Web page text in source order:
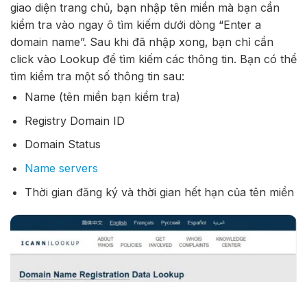
giao diện trang chủ, bạn nhập tên miền mà bạn cần
kiểm tra vào ngay ô tìm kiếm dưới dòng “Enter a
domain name”. Sau khi đã nhập xong, bạn chỉ cần
click vào Lookup để tìm kiếm các thông tin. Bạn có thể
tìm kiểm tra một số thông tin sau:
Name (tên miền bạn kiểm tra)
Registry Domain ID
Domain Status
Name servers
Thời gian đăng ký và thời gian hết hạn của tên miền